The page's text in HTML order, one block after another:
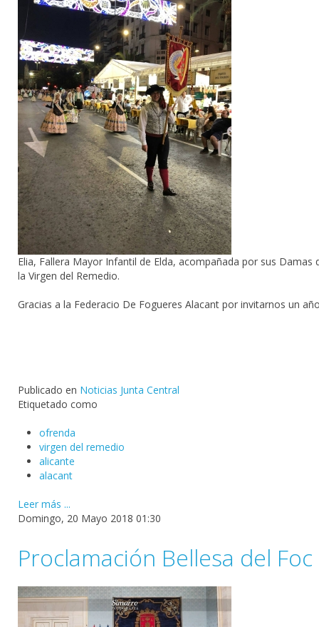
Elia, Fallera Mayor Infantil de Elda, acompañada por sus Damas
la Virgen del Remedio.
Gracias a la Federacio De Fogueres Alacant por invitarnos un
Publicado en Noticias Junta Central
Etiquetado como
ofrenda
virgen del remedio
alicante
alacant
Leer más ...
Domingo, 20 Mayo 2018 01:30
Proclamación Bellesa del